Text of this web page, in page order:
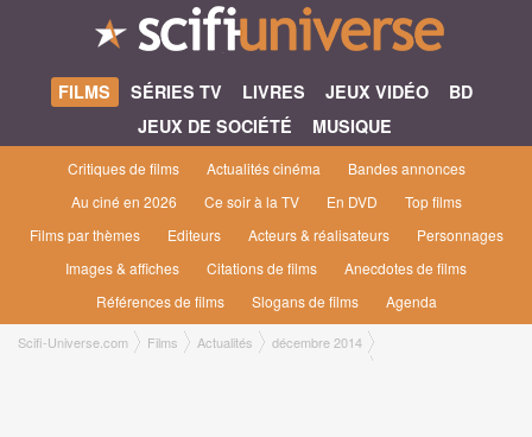
FILMS SÉRIES TV LIVRES JEUX VIDÉO
BD
JEUX DE SOCIÉTÉ
MUSIQUE
Critiques de films Actualités cinéma
Bandes annonces
Au ciné en 2026
Ce soir à la TV En DVD
Top films
Films par thèmes
Editeurs Acteurs & réalisateurs
Personnages
Images & affiches
Citations de films
Anecdotes de films
Références de films
Slogans de films Agenda
Scifi-Universe.com Films Actualités
décembre 2014